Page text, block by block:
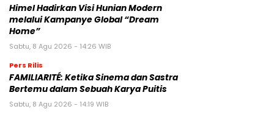
Himel Hadirkan Visi Hunian Modern
melalui Kampanye Global “Dream
Home”
Sabtu, 8 Agu 2026 - 14:26 WIB
Pers Rilis
FAMILIARITÉ: Ketika Sinema dan Sastra
Bertemu dalam Sebuah Karya Puitis
Sabtu, 8 Agu 2026 - 14:19 WIB